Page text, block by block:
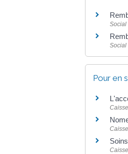
Social
Social
Pour en